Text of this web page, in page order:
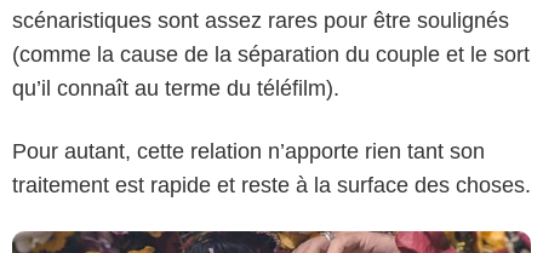
scénaristiques sont assez rares pour être soulignés
(comme la cause de la séparation du couple et le sort
qu’il connaît au terme du téléfilm).
Pour autant, cette relation n’apporte rien tant son
traitement est rapide et reste à la surface des choses.